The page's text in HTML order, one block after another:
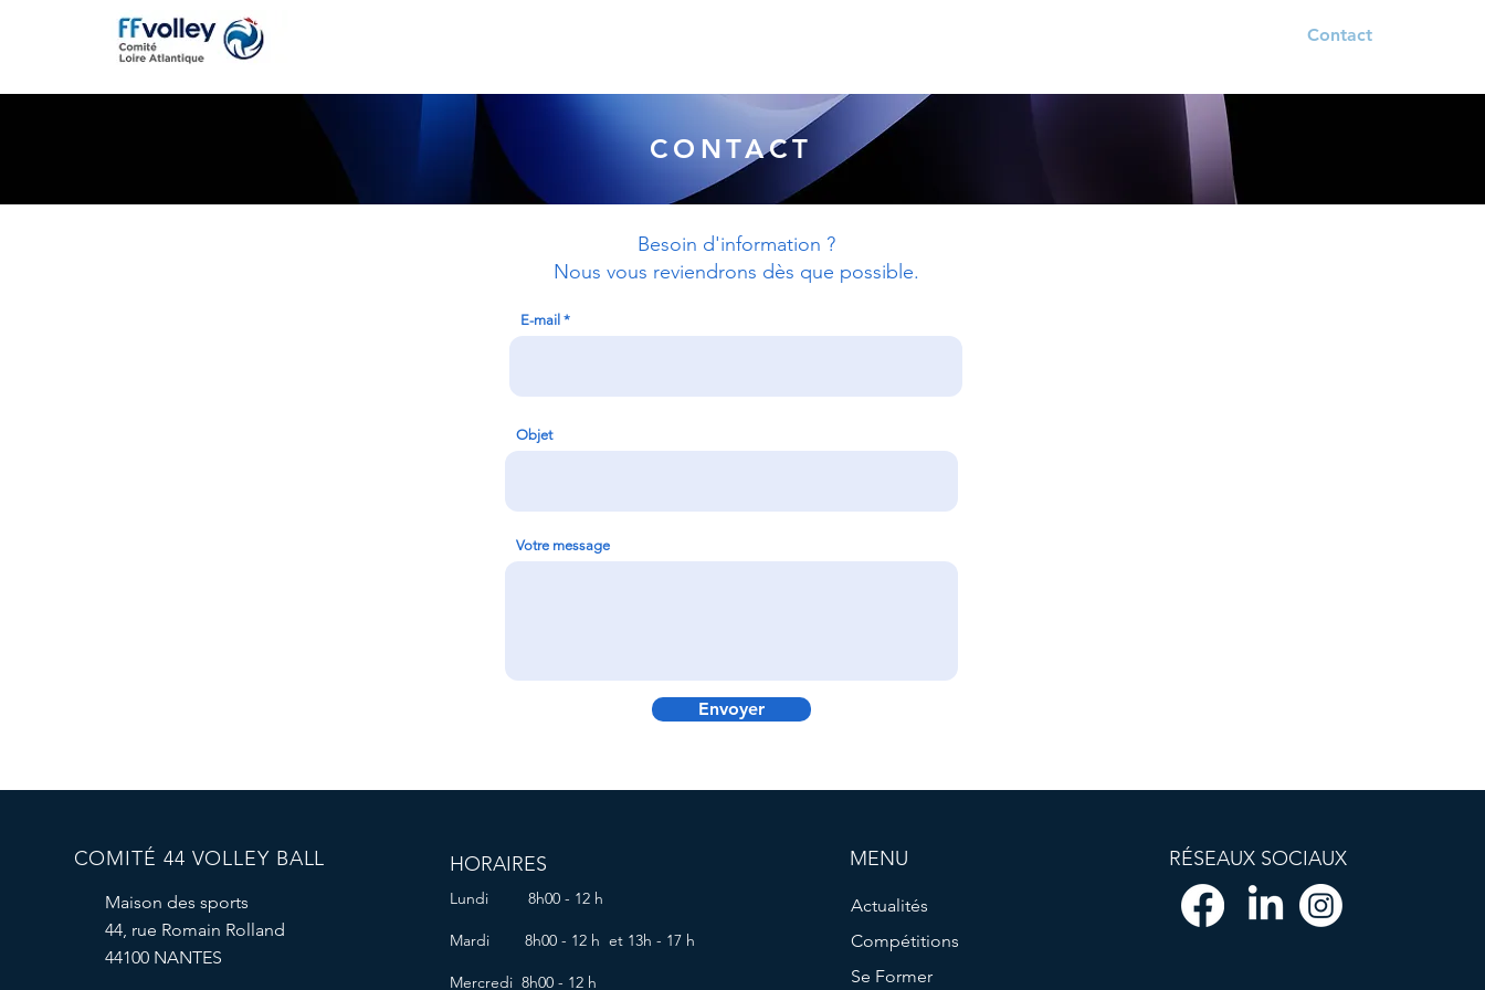
Contact
CONTACT
Besoin d'information ?
Nous vous reviendrons dès que possible.
E-mail
Objet
Votre message
Envoyer
COMITÉ 44 VOLLEY BALL
Maison des sports
44, rue Romain Rolland
44100 NANTES
HORAIRES
Lundi 8h00 - 12 h
Mardi 8h00 - 12 h et 13h - 17 h
Mercredi 8h00 - 12 h
MENU
Actualités
Compétitions
Se Former
RÉSEAUX SOCIAUX